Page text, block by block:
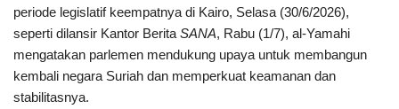
periode legislatif keempatnya di Kairo, Selasa (30/6/2026),
seperti dilansir Kantor Berita SANA, Rabu (1/7), al-Yamahi
mengatakan parlemen mendukung upaya untuk membangun
kembali negara Suriah dan memperkuat keamanan dan
stabilitasnya.